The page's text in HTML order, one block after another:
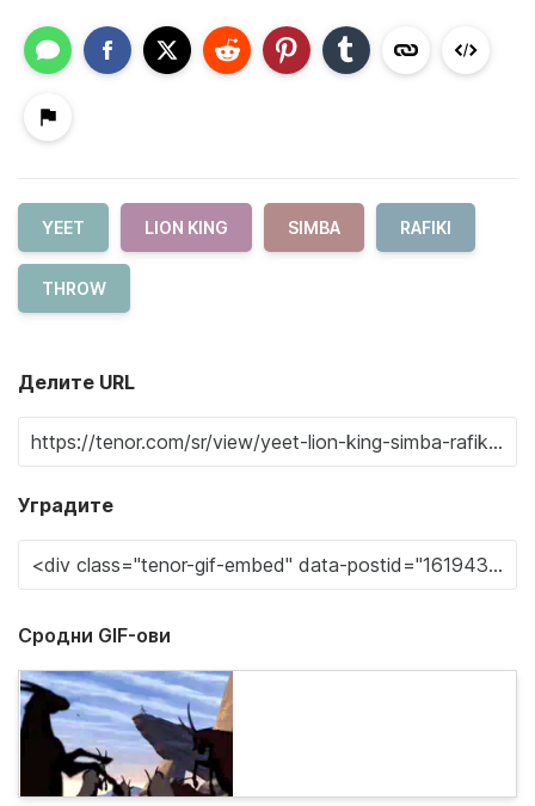
YEET LION KING SIMBA RAFIKI
THROW
Делите URL
Уградите
Сродни GIF-ови